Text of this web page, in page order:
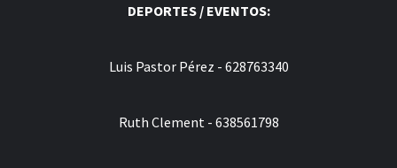
DEPORTES / EVENTOS:
Luis Pastor Pérez - 628763340
Ruth Clement - 638561798